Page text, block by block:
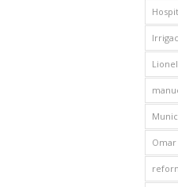
Omar